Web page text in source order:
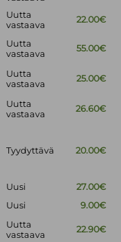
Uutta
vastaava
22.00€
Uutta
vastaava
55.00€
Uutta
vastaava
25.00€
Uutta
vastaava
26.60€
Tyydyttävä 20.00€
Uusi
27.00€
Uusi
9.00€
Uutta
vastaava
22.90€